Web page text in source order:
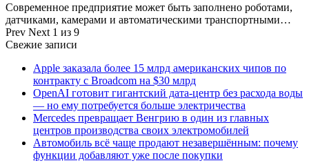
Современное предприятие может быть заполнено роботами,
датчиками, камерами и автоматическими транспортными…
Prev Next 1 из 9
Свежие записи
Apple заказала более 15 млрд американских чипов по
контракту с Broadcom на $30 млрд
OpenAI готовит гигантский дата-центр без расхода воды
— но ему потребуется больше электричества
Mercedes превращает Венгрию в один из главных
центров производства своих электромобилей
Автомобиль всё чаще продают незавершённым: почему
функции добавляют уже после покупки